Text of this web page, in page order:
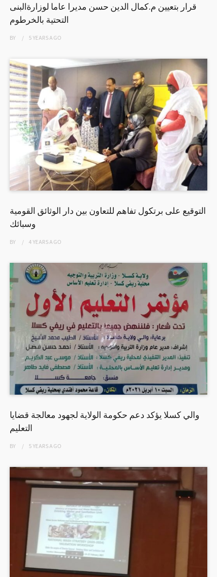
قرار بتعيين م.كمال الدين حسن مديرا عاما لوزارةالبنى
التحتية بالخرطوم
BY 5 YEARSAGO
التوقيع على برتكول تفاهم للتعاون بين دار الوثائق القومية
وسبائك
BY 4 YEARSAGO
والي كسلا يؤكد دعم حكومة الولاية لجهود معالجة قضايا
التعليم
BY 5 YEARSAGO